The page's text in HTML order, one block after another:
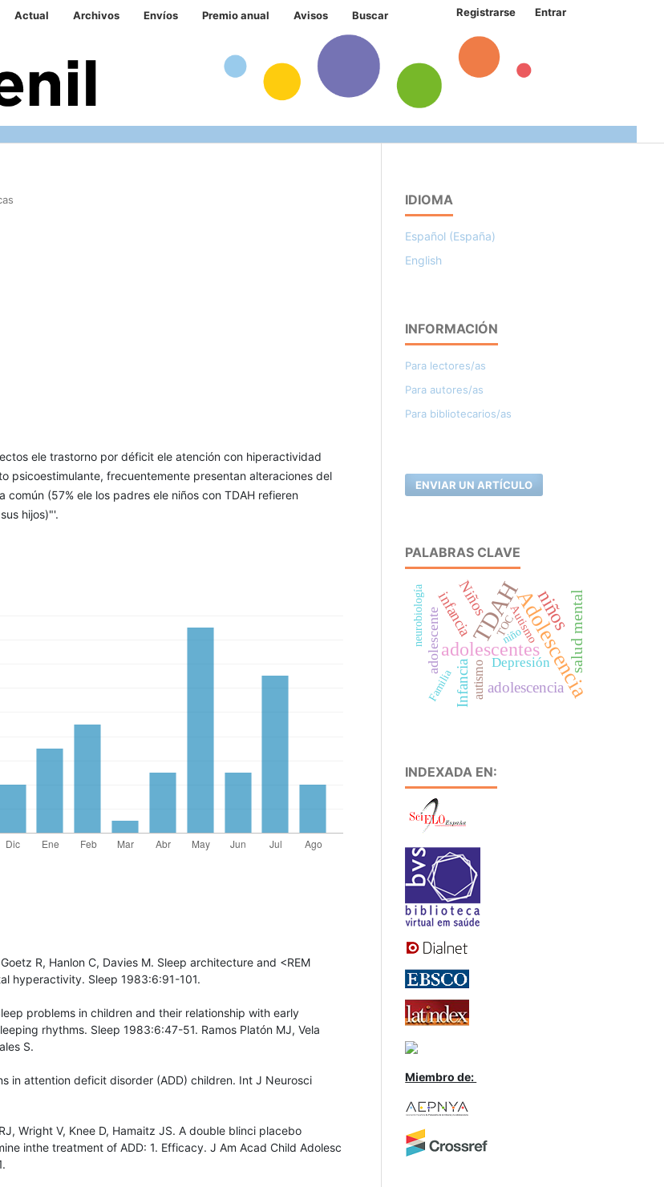
Actual Archivos Envíos Premio anual Avisos Buscar Registrarse Entrar
ele trastorno por déficit ele atención con hiperactividad
psicoestimulante, frecuentemente presentan alteraciones del
común (57% ele los padres ele niños con TDAH refieren
hijos)"'.
R, Hanlon C, Davies M. Sleep architecture and <REM
hyperactivity. Sleep 1983:6:91-101.
problems in children and their relationship with early
rhythms. Sleep 1983:6:47-51. Ramos Platón MJ, Vela
S.
in attention deficit disorder (ADD) children. Int J Neurosci
Wright V, Knee D, Hamaitz JS. A double blinci placebo
inthe treatment of ADD: 1. Efficacy. J Am Acad Child Adolesc
IDIOMA
Español (España)
English
INFORMACIÓN
Para lectores/as
Para autores/as
Para bibliotecarios/as
ENVIAR UN ARTÍCULO
PALABRAS CLAVE
TDAHAdolescencia
niños
adolescentes salud mental
Infancia adolescencia
Niños
infancia
adolescente Depresión
autismo
Autismo
TOC
Familia
neurobiología niño
INDEXADA EN:
Miembro de: